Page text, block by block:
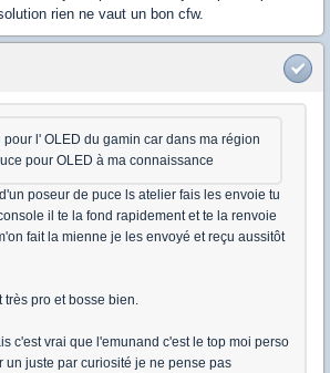
rien ne vaut un bon cfw.
pour l' OLED du gamin car dans ma région
pour OLED à ma connaissance
poseur de puce ls atelier fais les envoie tu
il te la fond rapidement et te la renvoie
fait la mienne je les envoyé et reçu aussitôt
pro et bosse bien.
c'est vrai que l'emunand c'est le top moi perso
un juste par curiosité je ne pense pas